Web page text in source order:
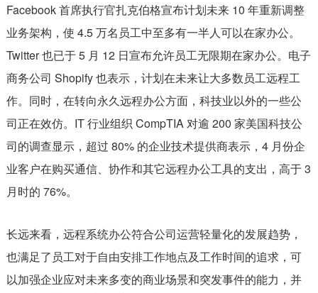
Facebook 首席执行官扎克伯格宣布计划未来 10 年重新调整
业务架构，使 4.5 万名员工中至多有一半人可以在家办公。
Twitter 也已于 5 月 12 日宣布允许员工无限期在家办公。电子
商务公司 Shopify 也表示，计划在未来让大多数员工远程工
作。同时，在转向永久远程办公方面，科技业以外的一些公
司正在效仿。IT 行业组织 CompTIA 对逾 200 家美国科技公
司的调查显示，超过 80% 的企业技术提供商表示，4 月份企
业客户在购买通信、协作和其它远程办公工具的支出，高于 3
月时的 76%。
长远来看，远程系统办公符合公司运营轻量化的发展趋势，
也满足了员工对于自由安排工作地点及工作时间的追求，可
以加强企业应对未来多变的商业场景和突发事件的能力，并